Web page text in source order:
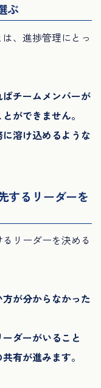
ぶ
、進捗管理にとっ
チームメンバーが
ができません。
溶け込めるような
するリーダーを
リーダーを決める
が分からなかった
ダーがいること
有が進みます。